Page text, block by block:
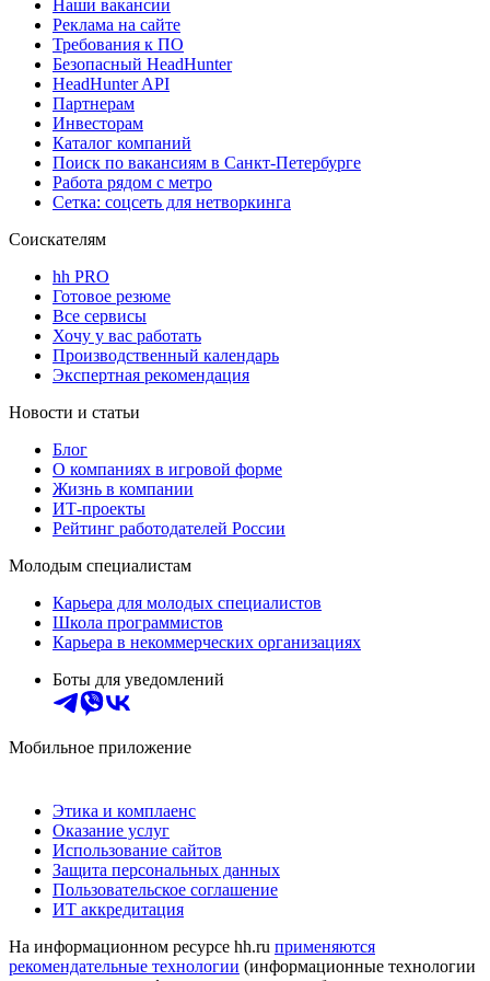
Наши вакансии
Реклама на сайте
Требования к ПО
Безопасный HeadHunter
HeadHunter API
Партнерам
Инвесторам
Каталог компаний
Поиск по вакансиям в Санкт-Петербурге
Работа рядом с метро
Сетка: соцсеть для нетворкинга
Соискателям
hh PRO
Готовое резюме
Все сервисы
Хочу у вас работать
Производственный календарь
Экспертная рекомендация
Новости и статьи
Блог
О компаниях в игровой форме
Жизнь в компании
ИТ-проекты
Рейтинг работодателей России
Молодым специалистам
Карьера для молодых специалистов
Школа программистов
Карьера в некоммерческих организациях
Боты для уведомлений
Мобильное приложение
Этика и комплаенс
Оказание услуг
Использование сайтов
Защита персональных данных
Пользовательское соглашение
ИТ аккредитация
На информационном ресурсе hh.ru применяются
рекомендательные технологии (информационные технологии